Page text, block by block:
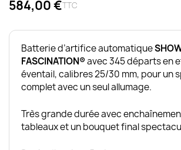
584,00 €TTC
Batterie d’artifice automatique
FASCINATION®avec 345 départs en
éventail, calibres 25/30 mm, pour un
complet avec un seul allumage.
Très grande durée avec
tableaux et un bouquet final